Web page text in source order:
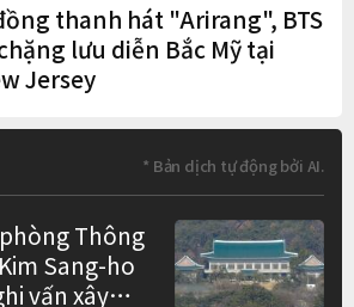
thanh hát "Arirang", BTS
lưu diễn Bắc Mỹ tại
Jersey
* Bản dịch tự động bởi AI.
Thông
Sang-ho
vấn xây